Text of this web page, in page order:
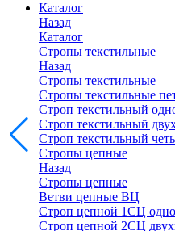
Каталог
Назад
Каталог
Стропы текстильные
Назад
Стропы текстильные
Стропы текстильные
Строп текстильный
Строп текстильный
Строп текстильный
Стропы цепные
Назад
Стропы цепные
Ветви цепные ВЦ
Строп цепной 1СЦ
Строп цепной 2СЦ